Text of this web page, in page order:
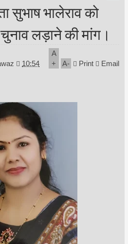
सुभाष भालेराव को
लड़ाने की मांग।
10:54
A
+
A- Print Email